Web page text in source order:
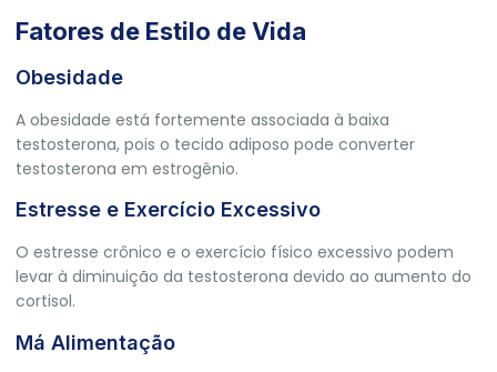
Fatores de Estilo de Vida
Obesidade
A obesidade está fortemente associada à baixa
testosterona, pois o tecido adiposo pode converter
testosterona em estrogênio.
Estresse e Exercício Excessivo
O estresse crônico e o exercício físico excessivo podem
levar à diminuição da testosterona devido ao aumento do
cortisol.
Má Alimentação